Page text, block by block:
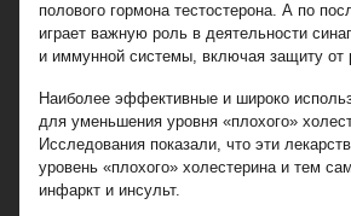
полового гормона тестостерона. А по
играет важную роль в деятельности
и иммунной системы, включая защиту от
Наиболее эффективные и широко
для уменьшения уровня «плохого»
Исследования показали, что эти
уровень «плохого» холестерина и тем
инфаркт и инсульт.